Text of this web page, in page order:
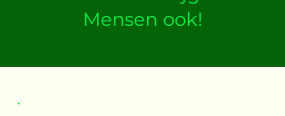
Mensen ook!